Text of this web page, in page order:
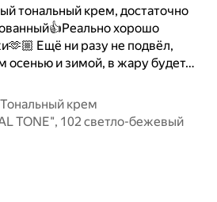
тональный крем, достаточно
хорошо
Ещё ни разу не подвёл,
осенью и зимой, в жару будет…
крем
TONE", 102 светло-бежевый